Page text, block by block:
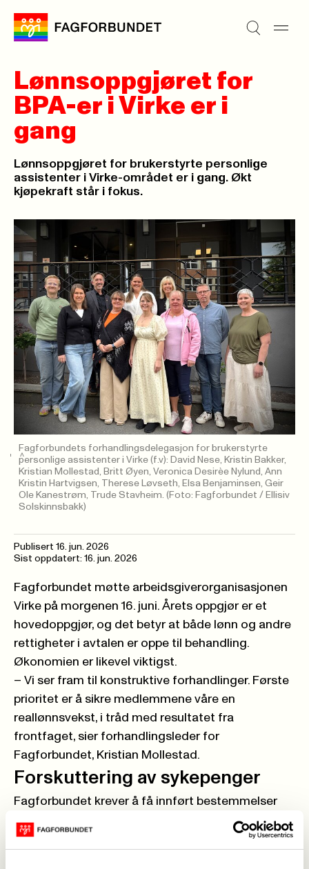
Lønnsoppgjøret for
BPA-er i Virke er i
gang
Lønnsoppgjøret for brukerstyrte personlige
assistenter i Virke-området er i gang. Økt
kjøpekraft står i fokus.
Fagforbundets forhandlingsdelegasjon for brukerstyrte
personlige assistenter i Virke (f.v): David Nese, Kristin Bakker,
Kristian Mollestad, Britt Øyen, Veronica Desirèe Nylund, Ann
Kristin Hartvigsen, Therese Løvseth, Elsa Benjaminsen, Geir
Ole Kanestrøm, Trude Stavheim. (Foto: Fagforbundet / Ellisiv
Solskinnsbakk)
Publisert 16. jun. 2026
Sist oppdatert: 16. jun. 2026
Fagforbundet møtte arbeidsgiverorganisasjonen
Virke på morgenen 16. juni. Årets oppgjør er et
hovedoppgjør, og det betyr at både lønn og andre
rettigheter i avtalen er oppe til behandling.
Økonomien er likevel viktigst.
– Vi ser fram til konstruktive forhandlinger. Første
prioritet er å sikre medlemmene våre en
reallønnsvekst, i tråd med resultatet fra
frontfaget, sier forhandlingsleder for
Fagforbundet, Kristian Mollestad.
Forskuttering av sykepenger
Fagforbundet krever å få innført bestemmelser
om forskuttering av syke-, pleie- og
foreldrepenger. Det gir økonomisk trygghet fordi